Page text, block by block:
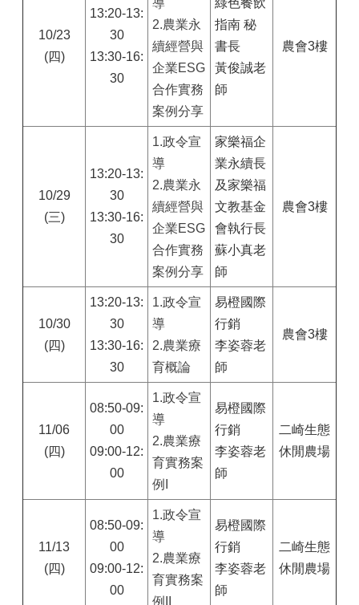
10/23
(四)
13:20-13:
30
13:30-16:
30
導
2.農業永
續經營與
企業ESG
合作實務
案例分享
綠色餐飲
指南 秘
書長
黃俊誠老
師
農會3樓
10/29
(三)
13:20-13:
30
13:30-16:
30
1.政令宣
導
2.農業永
續經營與
企業ESG
合作實務
案例分享
家樂福企
業永續長
及家樂福
文教基金
會執行長
蘇小真老
師
農會3樓
10/30
(四)
13:20-13:
30
13:30-16:
30
1.政令宣
導
2.農業療
育概論
易橙國際
行銷
李姿蓉老
師
農會3樓
11/06
(四)
08:50-09:
00
09:00-12:
00
1.政令宣
導
2.農業療
育實務案
例I
易橙國際
行銷
李姿蓉老
師
二崎生態
休閒農場
11/13
(四)
08:50-09:
00
09:00-12:
00
1.政令宣
導
2.農業療
育實務案
例II
易橙國際
行銷
李姿蓉老
師
二崎生態
休閒農場